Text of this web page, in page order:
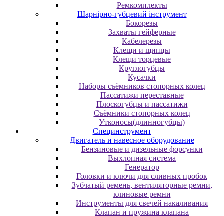
Ремкомплекты
Шарнірно-губцевий інструмент
Бокорезы
Захваты гейферные
Кабелерезы
Клещи и щипцы
Клещи торцевые
Круглогубцы
Кусачки
Наборы съёмников стопорных колец
Пассатижи переставные
Плоскогубцы и пассатижи
Съёмники стопорных колец
Утконосы(длинногубцы)
Специнструмент
Двигатель и навесное оборудование
Бензиновые и дизельные форсунки
Выхлопная система
Генератор
Головки и ключи для сливных пробок
Зубчатый ремень, вентиляторные ремни,
клиновые ремни
Инструменты для свечей накаливания
Клапан и пружина клапана